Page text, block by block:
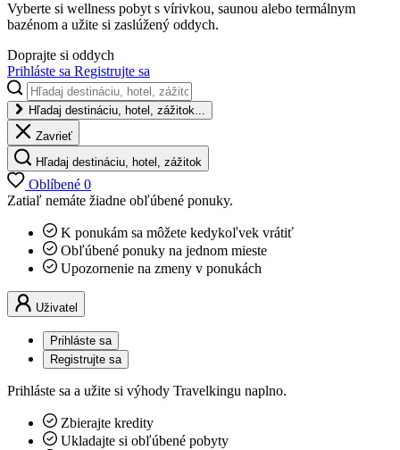
Vyberte si wellness pobyt s vírivkou, saunou alebo termálnym
bazénom a užite si zaslúžený oddych.
Doprajte si oddych
Prihláste sa Registrujte sa
Hľadaj destináciu, hotel, zážitok...
Zavrieť
Hľadaj destináciu, hotel, zážitok
Oblíbené 0
Zatiaľ nemáte žiadne obľúbené ponuky.
K ponukám sa môžete kedykoľvek vrátiť
Obľúbené ponuky na jednom mieste
Upozornenie na zmeny v ponukách
Uživatel
Prihláste sa
Registrujte sa
Prihláste sa a užite si výhody Travelkingu naplno.
Zbierajte kredity
Ukladajte si obľúbené pobyty